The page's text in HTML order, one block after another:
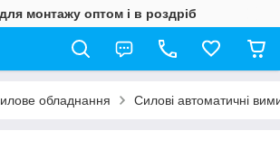
монтажу оптом і в роздріб
обладнання Силові автоматичні